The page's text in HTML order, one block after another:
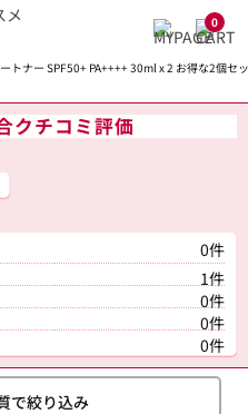
0
トナー SPF50+ PA++++ 30ml x 2 お得な2個セ
クチコミ評価
0件
1件
0件
0件
0件
で絞り込み